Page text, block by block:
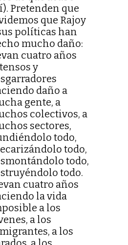
Pretenden que
que Rajoy
políticas han
mucho daño:
cuatro años
y
daño a
gente, a
colectivos, a
sectores,
todo,
todo,
todo,
todo.
cuatro años
la vida
a los
a los
a los